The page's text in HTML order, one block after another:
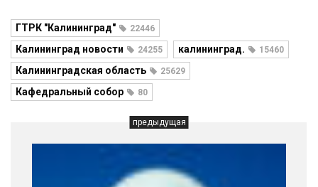
ГТРК "Калининград" 22446
Калининград новости 24255 калининград. 15460
Калининградская область 25629
Кафедральный собор 80
предыдущая